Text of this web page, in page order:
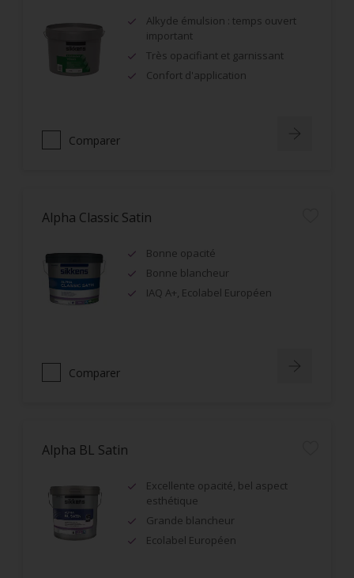
Alkyde émulsion : temps ouvert
important
Très opacifiant et garnissant
Confort d'application
Comparer
Alpha Classic Satin
Bonne opacité
Bonne blancheur
IAQ A+, Ecolabel Européen
Comparer
Alpha BL Satin
Excellente opacité, bel aspect
esthétique
Grande blancheur
Ecolabel Européen